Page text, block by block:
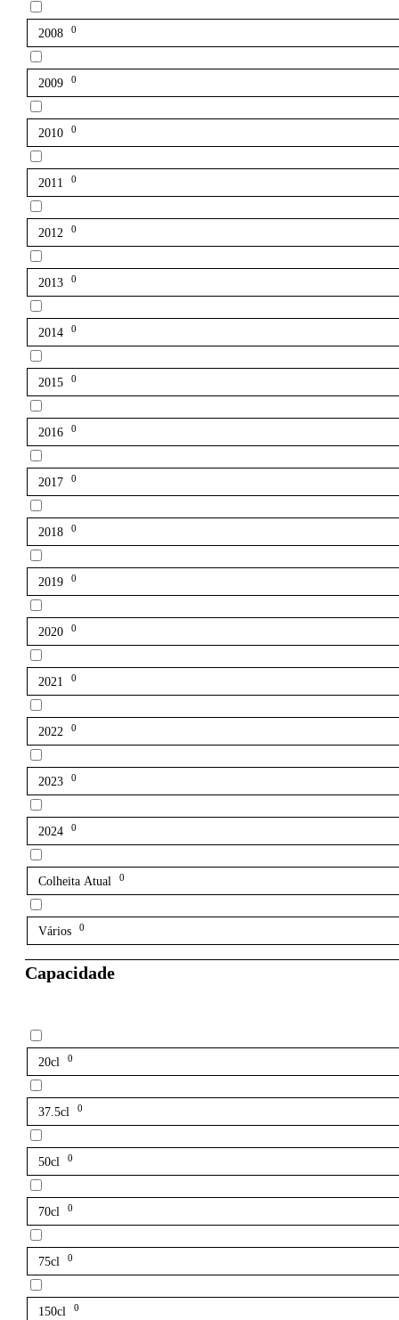
2008 0
2009 0
2010 0
2011 0
2012 0
2013 0
2014 0
2015 0
2016 0
2017 0
2018 0
2019 0
2020 0
2021 0
2022 0
2023 0
2024 0
Colheita Atual 0
Vários 0
Capacidade
20cl 0
37.5cl 0
50cl 0
70cl 0
75cl 0
150cl 0